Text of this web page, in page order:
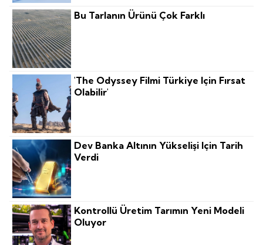
Bu Tarlanın Ürünü Çok Farklı
'The Odyssey Filmi Türkiye Için Fırsat
Olabilir'
Dev Banka Altının Yükselişi Için Tarih
Verdi
Kontrollü Üretim Tarımın Yeni Modeli
Oluyor